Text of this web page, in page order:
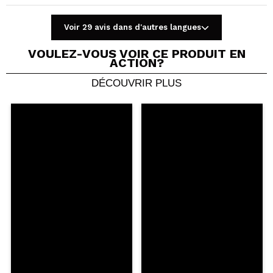
Partager une vidéo ou une photo
Votre vidéo pourrait être la première. Imaginez...
Voir 29 avis dans d'autres langues
VOULEZ-VOUS VOIR CE PRODUIT EN
ACTION?
DÉCOUVRIR PLUS